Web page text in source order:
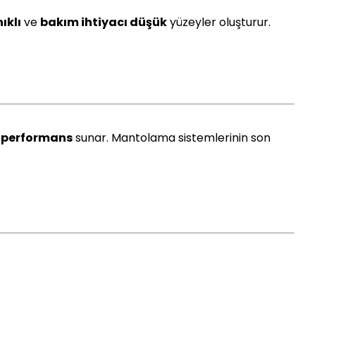
ve bakım ihtiyacı düşükyüzeyler oluşturur.
sunar. Mantolama sistemlerinin son